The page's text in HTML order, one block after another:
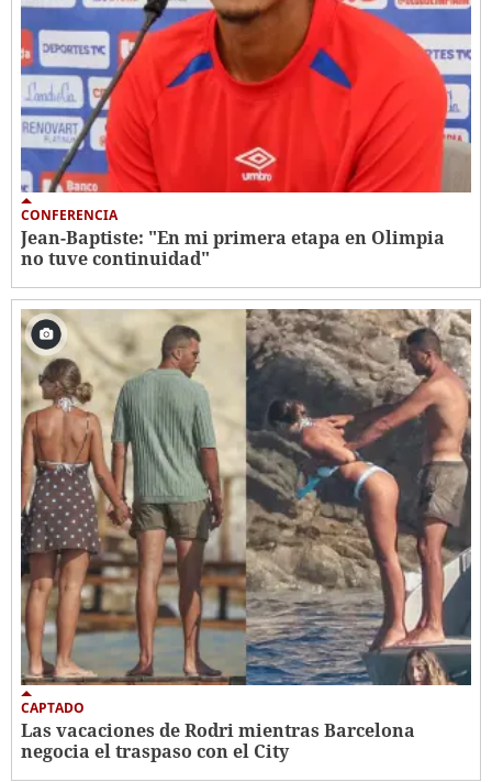
CONFERENCIA
Jean-Baptiste: "En mi primera etapa en Olimpia
no tuve continuidad"
CAPTADO
Las vacaciones de Rodri mientras Barcelona
negocia el traspaso con el City